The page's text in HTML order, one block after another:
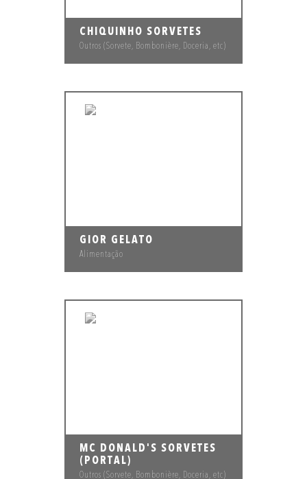
CHIQUINHO SORVETES
Outros (Sorvete, Bombonière, Doceria, etc)
GIOR GELATO
Alimentação
MC DONALD'S SORVETES
(PORTAL)
Outros (Sorvete, Bombonière, Doceria, etc)